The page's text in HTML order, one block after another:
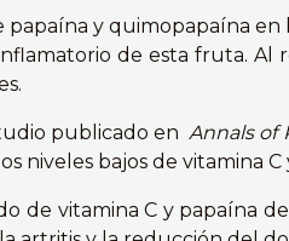
papaína y quimopapaína
de esta fruta. Al
publicado enAnnals of
niveles bajos de vitamina
de vitamina C y papaína